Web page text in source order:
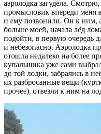
аэролодка загудела.
промысловик впереди меня
и ему позвонили. Он к ним, а
больше моей, начала лёд
подойти, в первую очередь
и небезопасно. Аэролодка
отошла недалеко на более
купальщика уже сами
до той лодки, забрались в
их разбросанные вещи
прочее), отвезли к ним на